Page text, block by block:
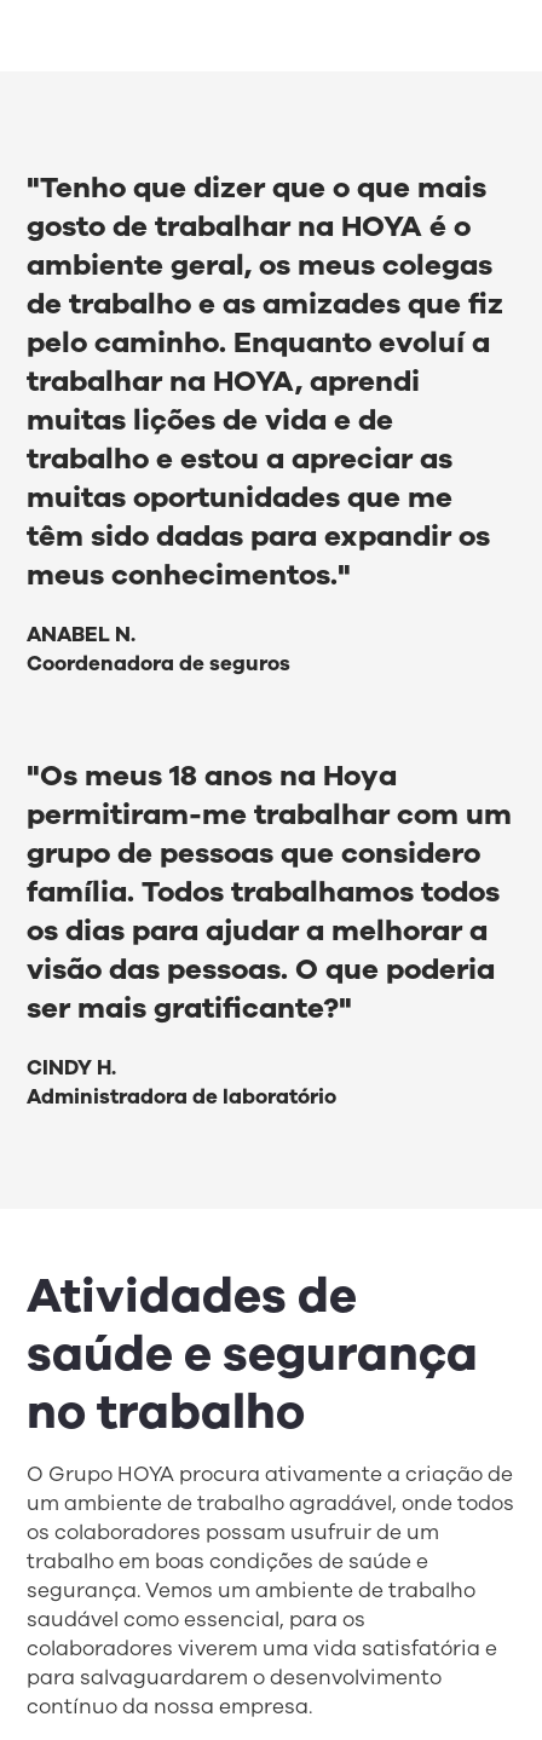
"Tenho que dizer que o que mais
gosto de trabalhar na HOYA é o
ambiente geral, os meus colegas
de trabalho e as amizades que fiz
pelo caminho. Enquanto evoluí a
trabalhar na HOYA, aprendi
muitas lições de vida e de
trabalho e estou a apreciar as
muitas oportunidades que me
têm sido dadas para expandir os
meus conhecimentos."
ANABEL N.
Coordenadora de seguros
"Os meus 18 anos na Hoya
permitiram-me trabalhar com um
grupo de pessoas que considero
família. Todos trabalhamos todos
os dias para ajudar a melhorar a
visão das pessoas. O que poderia
ser mais gratificante?"
CINDY H.
Administradora de laboratório
Atividades de
saúde e segurança
no trabalho
O Grupo HOYA procura ativamente a criação de
um ambiente de trabalho agradável, onde todos
os colaboradores possam usufruir de um
trabalho em boas condições de saúde e
segurança. Vemos um ambiente de trabalho
saudável como essencial, para os
colaboradores viverem uma vida satisfatória e
para salvaguardarem o desenvolvimento
contínuo da nossa empresa.